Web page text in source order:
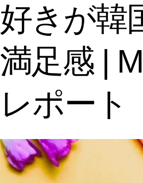
好きが韓
満足感 |
レポート